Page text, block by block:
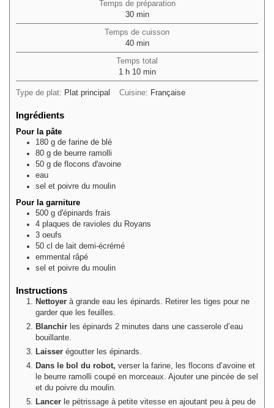
Temps de préparation
30minutes
min
Temps de cuisson
40minutes
min
Temps total
1 heure
h 10minutes
min
Type de plat: Plat principal Cuisine: Française
Ingrédients
Pour la pâte
180 g de farine de blé
80 g de beurre ramolli
50 g de flocons d'avoine
eau
sel et poivre du moulin
Pour la garniture
500 g d'épinards frais
4 plaques de ravioles du Royans
3 oeufs
50 cl de lait demi-écrémé
emmental râpé
sel et poivre du moulin
Instructions
Nettoyer à grande eau les épinards. Retirer les tiges pour ne
garder que les feuilles.
Blanchir les épinards 2 minutes dans une casserole d’eau
bouillante.
Laisser égoutter les épinards.
Dans le bol du robot, verser la farine, les flocons d’avoine et
le beurre ramolli coupé en morceaux. Ajouter une pincée de sel
et du poivre du moulin.
Lancer le pétrissage à petite vitesse en ajoutant peu à peu de